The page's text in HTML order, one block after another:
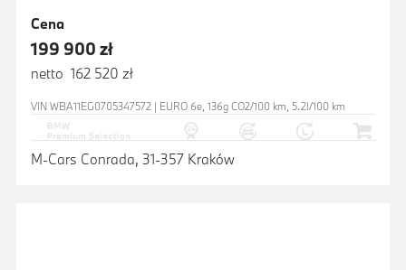
Cena
199 900 zł
netto 162 520 zł
VIN WBA11EG0705347572 | EURO 6e, 136g CO2/100 km, 5.2l/100 km
M-Cars Conrada, 31-357 Kraków